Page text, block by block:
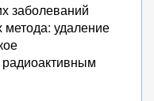
заболеваний
метода: удаление